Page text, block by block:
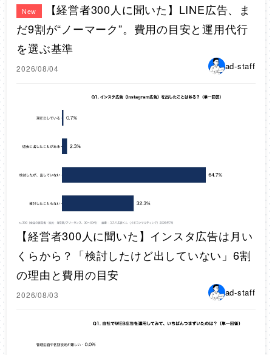
New
【経営者300人に聞いた】LINE広告、ま
だ9割が“ノーマーク”。費用の目安と運用代行
を選ぶ基準
2026/08/04 ad-staff
【経営者300人に聞いた】インスタ広告は月い
くらから？「検討したけど出していない」6割
の理由と費用の目安
2026/08/03 ad-staff